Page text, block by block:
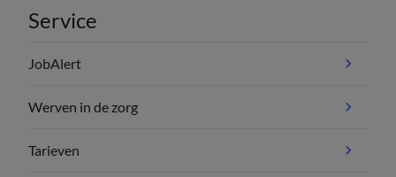
Service
JobAlert
Werven in de zorg
Tarieven